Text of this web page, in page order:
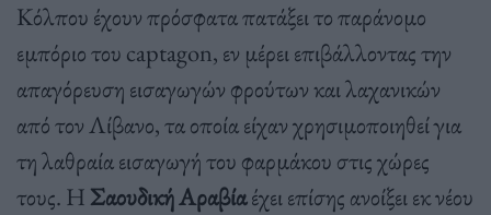
Κόλπου έχουν πρόσφατα πατάξει το παράνομο
εμπόριο του captagon, εν μέρει επιβάλλοντας την
απαγόρευση εισαγωγών φρούτων και λαχανικών
από τον Λίβανο, τα οποία είχαν χρησιμοποιηθεί για
τη λαθραία εισαγωγή του φαρμάκου στις χώρες
τους. Η Σαουδική Αραβίαέχει επίσης ανοίξει εκ νέου